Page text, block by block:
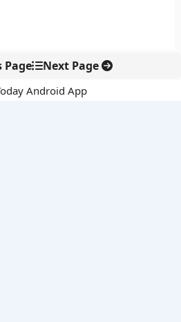
Page Next Page
Android App